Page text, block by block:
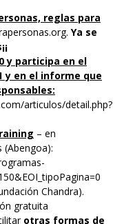
reglas para
. Ya se
y participa en el
y en el informe que
articulos/detail.php?
– en
Chandra).
gratuita
otras formas de